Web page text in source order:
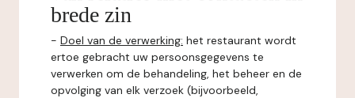
brede zin
- Doel van de verwerking: het restaurant wordt
ertoe gebracht uw persoonsgegevens te
verwerken om de behandeling, het beheer en de
opvolging van elk verzoek (bijvoorbeeld,